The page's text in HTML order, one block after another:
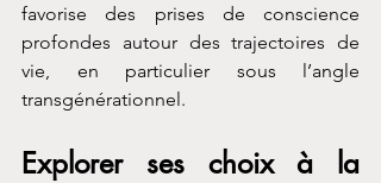
favorise des prises de conscience
profondes autour des trajectoires de
vie, en particulier sous l’angle
transgénérationnel.
Explorer ses choix à la